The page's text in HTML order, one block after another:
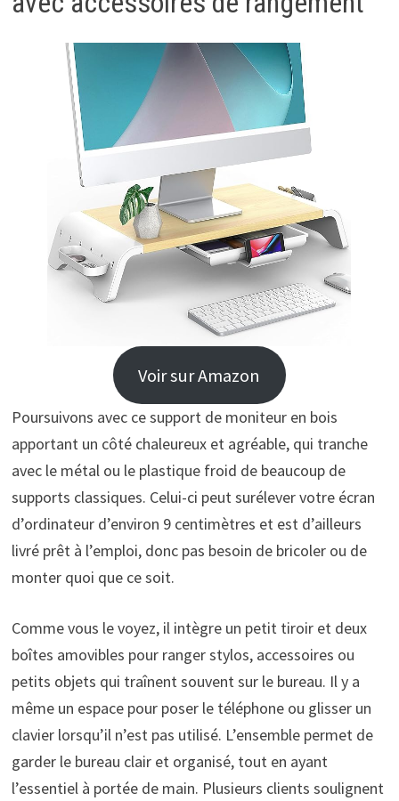
Voir sur Amazon
Poursuivons avec ce support de moniteur en bois
apportant un côté chaleureux et agréable, qui tranche
avec le métal ou le plastique froid de beaucoup de
supports classiques. Celui-ci peut surélever votre écran
d’ordinateur d’environ 9 centimètres et est d’ailleurs
livré prêt à l’emploi, donc pas besoin de bricoler ou de
monter quoi que ce soit.
Comme vous le voyez, il intègre un petit tiroir et deux
boîtes amovibles pour ranger stylos, accessoires ou
petits objets qui traînent souvent sur le bureau. Il y a
même un espace pour poser le téléphone ou glisser un
clavier lorsqu’il n’est pas utilisé. L’ensemble permet de
garder le bureau clair et organisé, tout en ayant
l’essentiel à portée de main. Plusieurs clients soulignent